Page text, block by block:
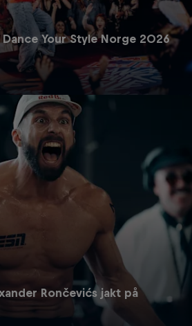
Your Style Norge 2026
Rončevićs jakt på
Drinks